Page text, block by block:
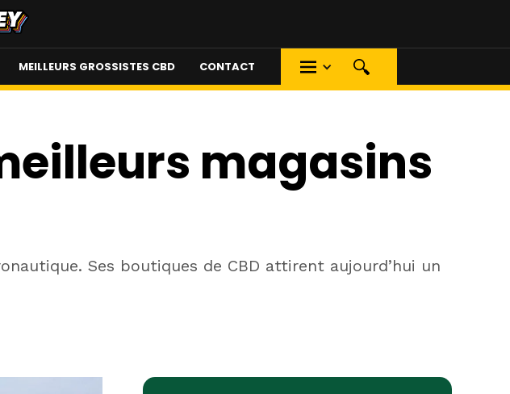
MEILLEURS GROSSISTES CBD CONTACT
magasins
Ses boutiques de CBD attirent aujourd’hui un